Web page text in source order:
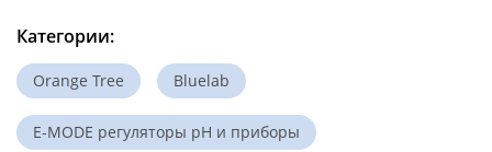
Категории:
Orange Tree Bluelab
E-MODE регуляторы pH и приборы